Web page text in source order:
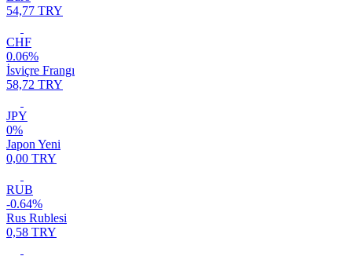
54,77 TRY
CHF
0.06%
İsviçre Frangı
58,72 TRY
JPY
0%
Japon Yeni
0,00 TRY
RUB
-0.64%
Rus Rublesi
0,58 TRY